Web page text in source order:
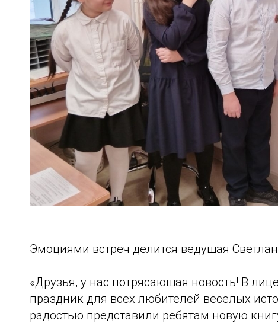
Эмоциями встреч делится ведущая
«Друзья, у нас потрясающая новость! В
праздник для всех любителей веселых
радостью представили ребятам новую